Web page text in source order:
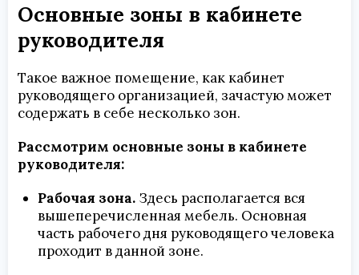
Основные зоны в кабинете
руководителя
Такое важное помещение, как кабинет
руководящего организацией, зачастую может
содержать в себе несколько зон.
Рассмотрим основные зоны в кабинете
руководителя:
Рабочая зона. Здесь располагается вся
вышеперечисленная мебель. Основная
часть рабочего дня руководящего человека
проходит в данной зоне.